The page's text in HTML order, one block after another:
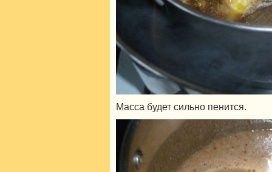
Масса будет сильно пенится.